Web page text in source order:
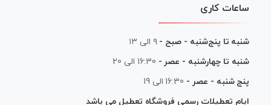
ساعات کاری
شنبه تا پنج‌شنبه - صبح - ۹ الی ۱۳
شنبه تا چهارشنبه - عصر - 16:30 الی 20
پنج شنبه - عصر - 16:30 الی 19
ایام تعطیلات رسمی فروشگاه تعطیل می باشد